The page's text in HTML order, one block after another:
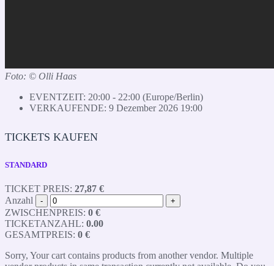
Foto: © Olli Haas
EVENTZEIT: 20:00 - 22:00 (Europe/Berlin)
VERKAUFENDE: 9 Dezember 2026 19:00
TICKETS KAUFEN
STANDARD
TICKET PREIS: 27,87 €
Anzahl
- +
ZWISCHENPREIS: 0 €
TICKETANZAHL: 0.00
GESAMTPREIS: 0 €
Sorry, Your cart contains products from another vendor. Multiple